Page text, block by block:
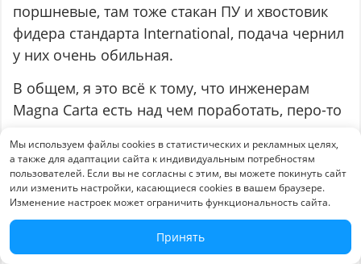
поршневые, там тоже стакан ПУ и хвостовик
фидера стандарта International, подача чернил
у них очень обильная.
В общем, я это всё к тому, что инженерам
Magna Carta есть над чем поработать, перо-то
Мы используем файлы cookies в статистических и рекламных целях,
а также для адаптации сайта к индивидуальным потребностям
пользователей. Если вы не согласны с этим, вы можете покинуть сайт
или изменить настройки, касающиеся cookies в вашем браузере.
Изменение настроек может ограничить функциональность сайта.
Принять